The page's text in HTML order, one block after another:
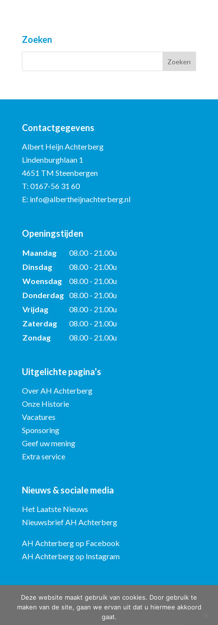
Zoeken
Contactgegevens
Albert Heijn Achterberg
Lindenburghlaan 1
4651 TM Steenbergen
T: 0167-56 31 60
E: info@albertheijnachterberg.nl
Openingstijden
Maandag
08.00 - 21.00u
Dinsdag
08.00 - 21.00u
Woensdag
08.00 - 21.00u
Donderdag 08.00 - 21.00u
Vrijdag
08.00 - 21.00u
Zaterdag
08.00 - 21.00u
Zondag
08.00 - 21.00u
Uitgelichte pagina’s
Over AH Achterberg
Onze Historie
Vacatures
Sponsoring
Geef uw mening
Extra service
Nieuws & sociale media
Het Laatste Nieuws
Nieuwsbrief AH Achterberg
AH Achterberg op Facebook
AH Achterberg op Instagram
Albert Heijn Achterberg © ontwerp en bouw website:
Deze website maakt gebruik van cookies. Door gebruik te
maken van de site, gaan we ervan uit dat u hiermee akkoord
gaat.